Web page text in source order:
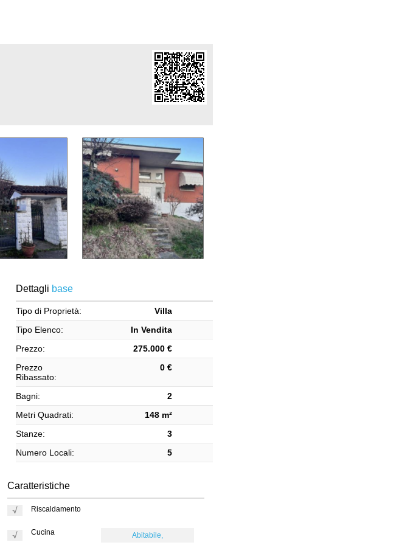
Dettagli base
Tipo di Proprietà:
Villa
Tipo Elenco:
In Vendita
Prezzo:
275.000 €
Prezzo
Ribassato:
0 €
Bagni:
2
Metri Quadrati:
148 m²
Stanze:
3
Numero Locali:
5
Caratteristiche
Riscaldamento
Cucina Abitabile,